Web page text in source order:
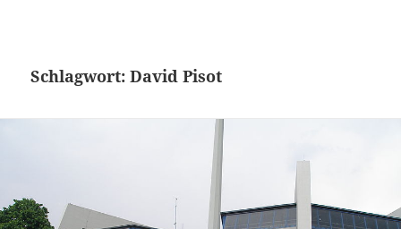
Schlagwort:David Pisot